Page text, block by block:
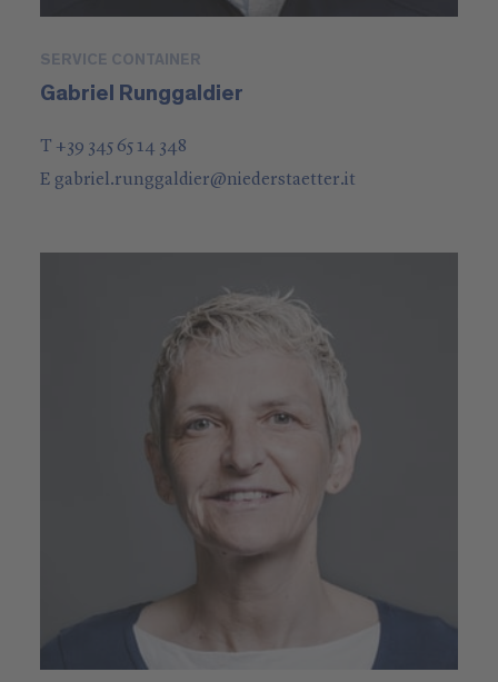
SERVICE CONTAINER
Gabriel Runggaldier
T +39 345 65 14 348
E gabriel.runggaldier@niederstaetter.it